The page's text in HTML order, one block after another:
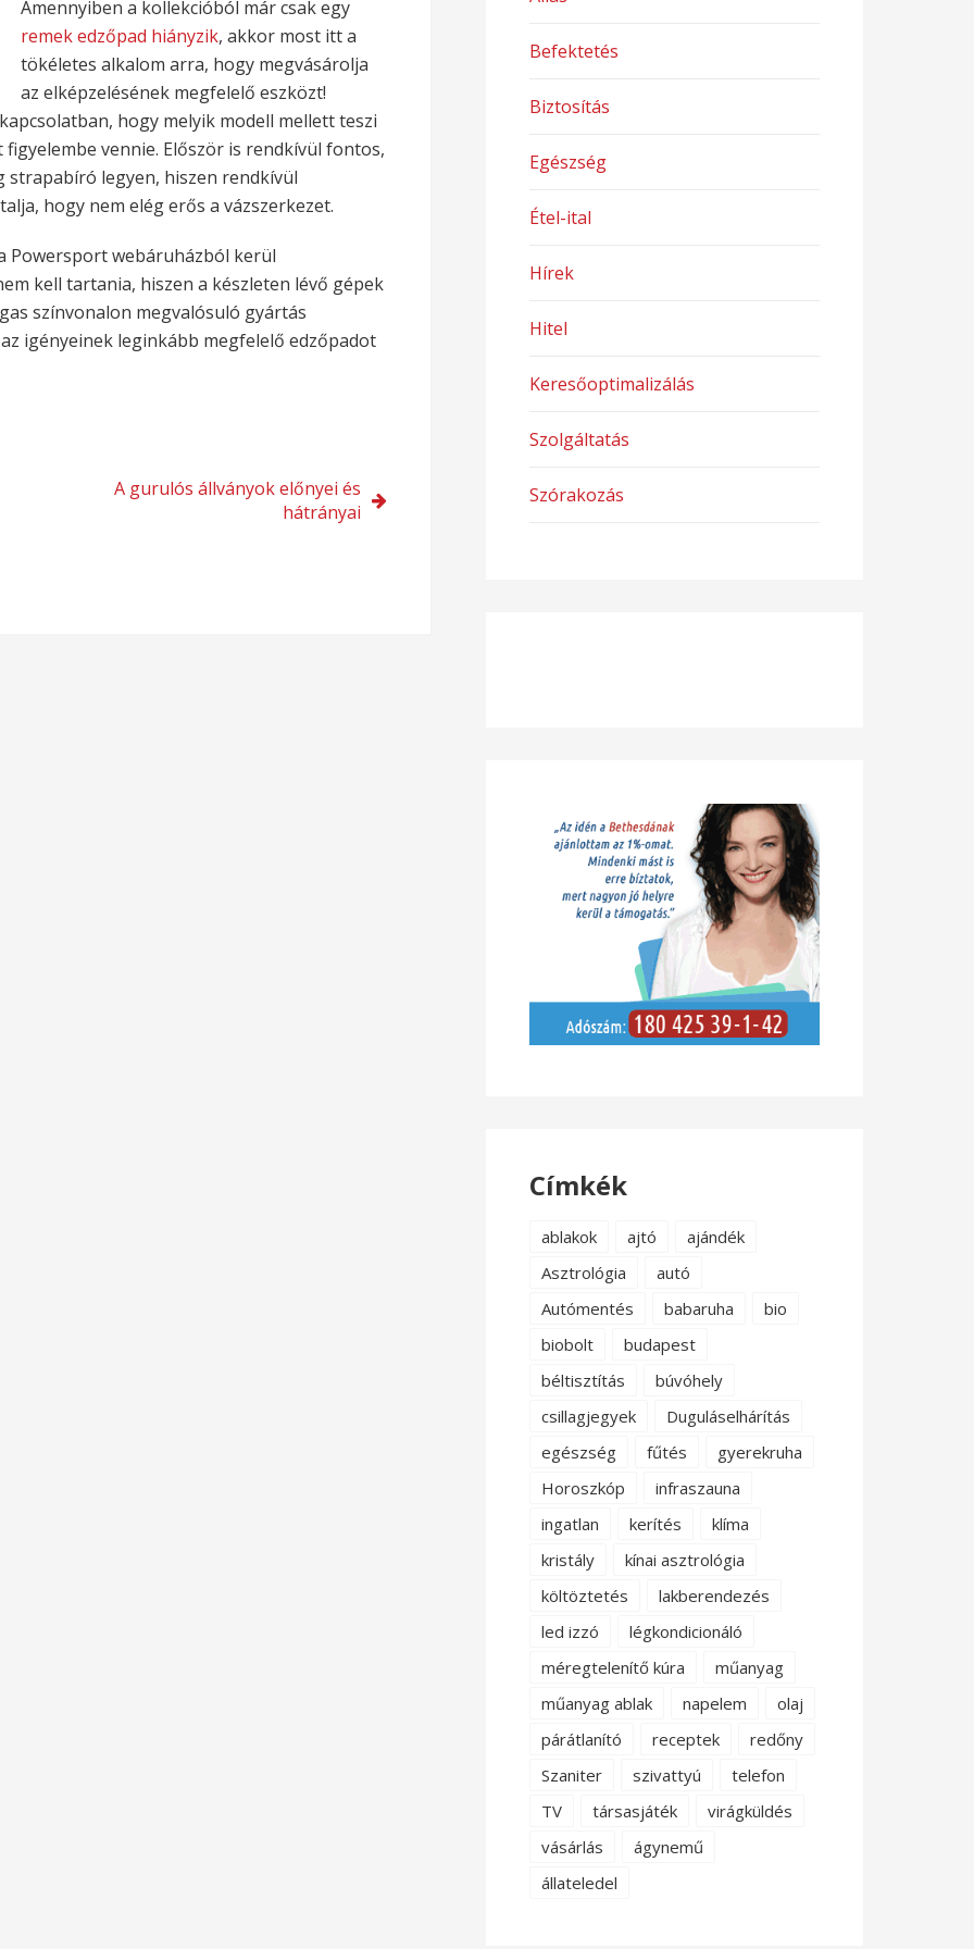
Amennyiben a kollekcióból már csak egy
remek edzőpad hiányzik, akkor most itt a
tökéletes alkalom arra, hogy megvásárolja
az elképzelésének megfelelő eszközt!
hogy melyik modell mellett teszi
vennie. Először is rendkívül fontos,
strapabíró legyen, hiszen rendkívül
hogy nem elég erős a vázszerkezet.
Powersport webáruházból kerül
kell tartania, hiszen a készleten lévő gépek
színvonalon megvalósuló gyártás
igényeinek leginkább megfelelő edzőpadot
A gurulós állványok előnyei és
hátrányai
Befektetés
Biztosítás
Egészség
Étel-ital
Hírek
Hitel
Keresőoptimalizálás
Szolgáltatás
Szórakozás
Címkék
ablakok ajtó
ajándék
Asztrológia
autó
Autómentés
babaruha
bio
biobolt
budapest
béltisztítás
búvóhely
csillagjegyek
Duguláselhárítás
egészség
fűtés
gyerekruha
Horoszkóp
infraszauna
ingatlan
kerítés
klíma
kristály
kínai asztrológia
költöztetés
lakberendezés
led izzó
légkondicionáló
méregtelenítő kúra
műanyag
műanyag ablak
napelem
olaj
párátlanító
receptek
redőny
Szaniter
szivattyú
telefon
TV
társasjáték
virágküldés
vásárlás
ágynemű
állateledel